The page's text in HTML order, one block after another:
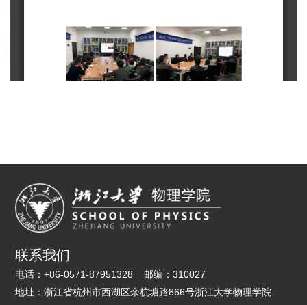
联系我们
电话：+86-0571-87951328 邮编：310027
地址：浙江省杭州市西湖区余杭塘路866号浙江大学物理学院